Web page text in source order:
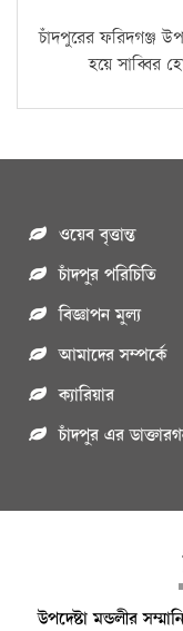
চাঁদপুরের ফরিদগঞ্জ
হয়ে সাব্বির
ওয়েব বৃত্তান্ত
চাঁদপুর পরিচিতি
বিজ্ঞাপন মুল্য
আমাদের সম্পর্কে
ক্যারিয়ার
চাঁদপুর এর
উপদেষ্টা মন্ডলীর